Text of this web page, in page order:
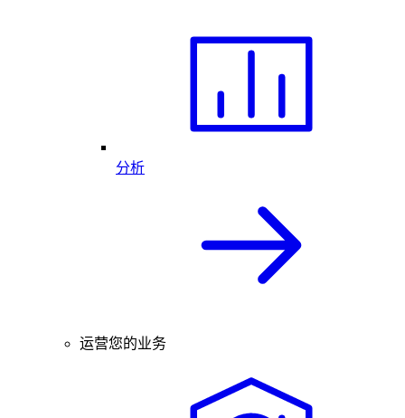
分析
运营您的业务